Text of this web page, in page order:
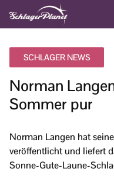
SCHLAGER NEWS
Norman
Sommer pur
Norman Langen hat
veröffentlicht und liefert
Sonne-Gute-Laune-